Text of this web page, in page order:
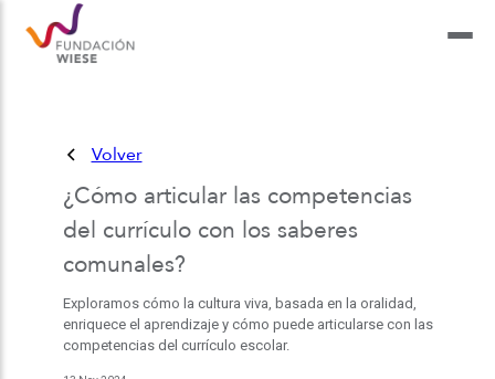
Volver
¿Cómo articular las competencias
del currículo con los saberes
comunales?
Exploramos cómo la cultura viva, basada en la oralidad,
enriquece el aprendizaje y cómo puede articularse con las
competencias del currículo escolar.